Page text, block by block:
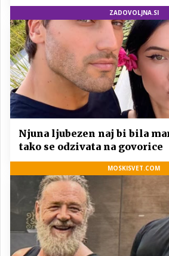
ZADOVOLJNA.SI
Njuna ljubezen naj bi bila
tako se odzivata na govorice
MOSKISVET.COM